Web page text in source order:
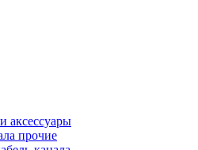
аксессуары
прочие